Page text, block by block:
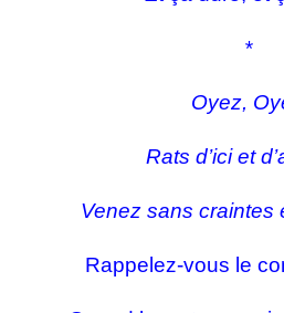
*
Oyez,
Rats d’ici et
Venez sans craintes
Rappelez-vous le